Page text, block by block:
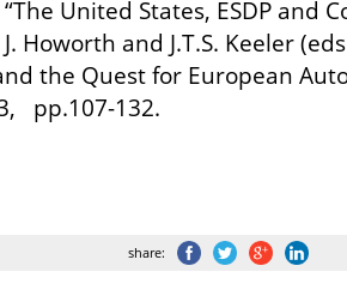
United States, ESDP and
Howorth and J.T.S. Keeler
the Quest for European
pp.107-132.
share: